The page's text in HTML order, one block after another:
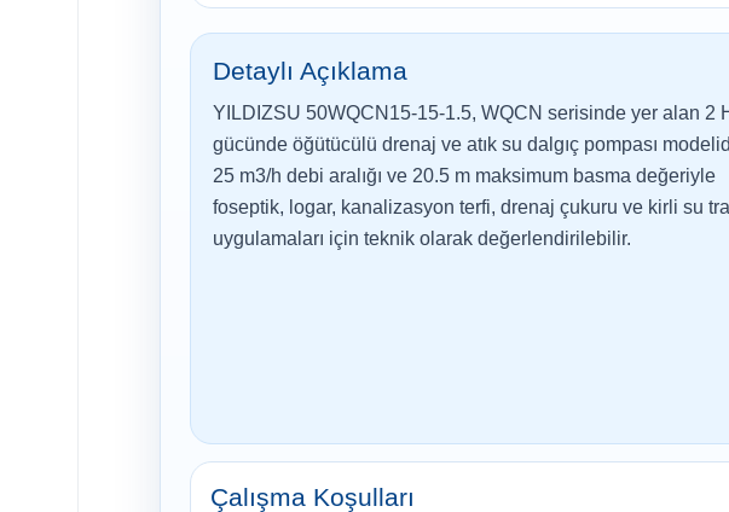
Detaylı Açıklama
YILDIZSU 50WQCN15-15-1.5, WQCN serisinde yer alan 2
gücünde öğütücülü drenaj ve atık su dalgıç pompası
25 m3/h debi aralığı ve 20.5 m maksimum basma değeriyle
foseptik, logar, kanalizasyon terfi, drenaj çukuru ve kirli su
uygulamaları için teknik olarak değerlendirilebilir.
Çalışma Koşulları